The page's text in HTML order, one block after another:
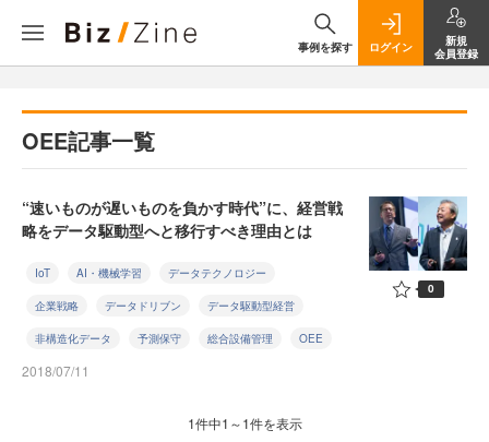
事例を探す ログイン
新規
会員登録
OEE記事一覧
“速いものが遅いものを負かす時代”に、経営戦
略をデータ駆動型へと移行すべき理由とは
IoT AI・機械学習 データテクノロジー
企業戦略 データドリブン データ駆動型経営
非構造化データ 予測保守 総合設備管理 OEE
2018/07/11
0
1件中1～1件を表示